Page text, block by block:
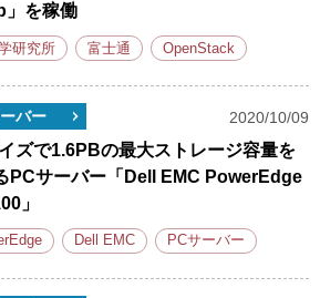
」を稼働
研究所 富士通 OpenStack
バー 2020/10/09
ズで1.6PBの最大ストレージ容量を
PCサーバー「Dell EMC PowerEdge
」
Dell EMC PCサーバー